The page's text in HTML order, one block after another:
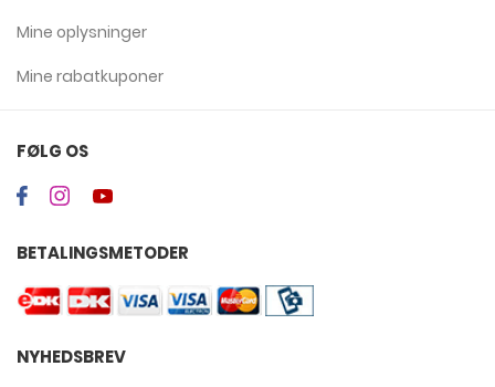
Mine oplysninger
Mine rabatkuponer
FØLG OS
BETALINGSMETODER
NYHEDSBREV